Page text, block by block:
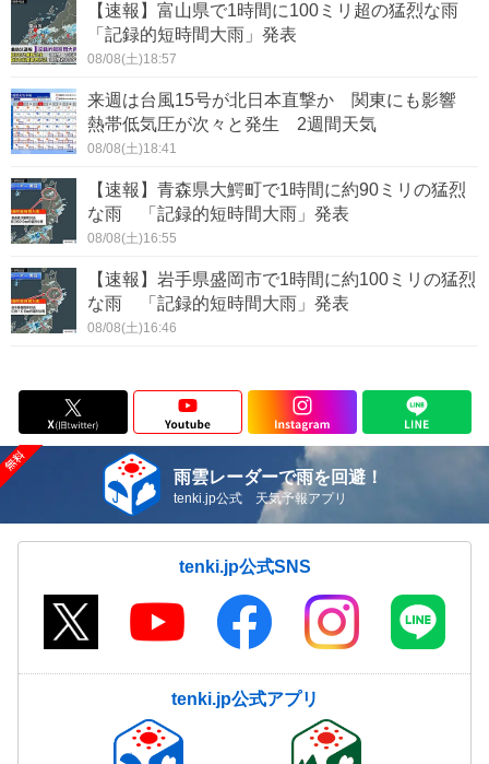
【速報】富山県で1時間に100ミリ超の猛烈な雨
「記録的短時間大雨」発表
08/08(土)18:57
来週は台風15号が北日本直撃か 関東にも影響
熱帯低気圧が次々と発生 2週間天気
08/08(土)18:41
【速報】青森県大鰐町で1時間に約90ミリの猛烈
な雨 「記録的短時間大雨」発表
08/08(土)16:55
【速報】岩手県盛岡市で1時間に約100ミリの猛烈
な雨 「記録的短時間大雨」発表
08/08(土)16:46
雨雲レーダーで雨を回避！
tenki.jp公式 天気予報アプリ
tenki.jp公式SNS
tenki.jp公式アプリ